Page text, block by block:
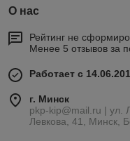
О нас
Рейтинг не
Менее 5 отзывов за
Работает с
г. Минск
pkp-kip@mail.ru | ул.
Левкова, 41, Минск,